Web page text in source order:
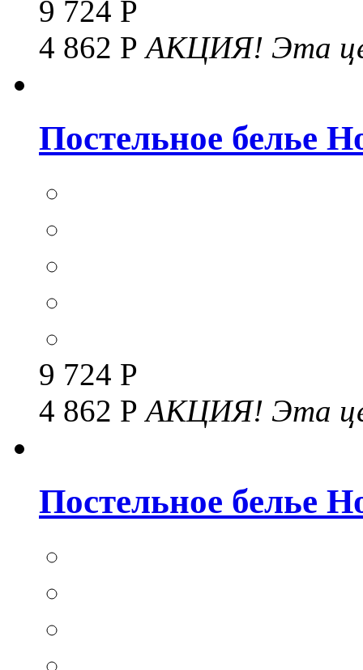
9 724 Р
4 862 РАКЦИЯ! Эта
Постельное белье
9 724 Р
4 862 РАКЦИЯ! Эта
Постельное белье